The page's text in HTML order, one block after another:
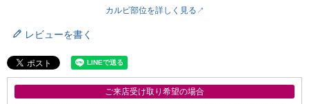
カルビ部位を詳しく見る
レビューを書く
ご来店受け取り希望の場合